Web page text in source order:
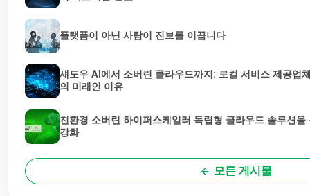
플랫폼이 아닌 사람이 진보를 이끕니다
섀도우 AI에서 소버린 클라우드까지: 로컬 서비스 제공업
의 미래인 이유
친환경 소버린 하이퍼스케일러 독립형 클라우드 솔루션
강화
모든 게시물